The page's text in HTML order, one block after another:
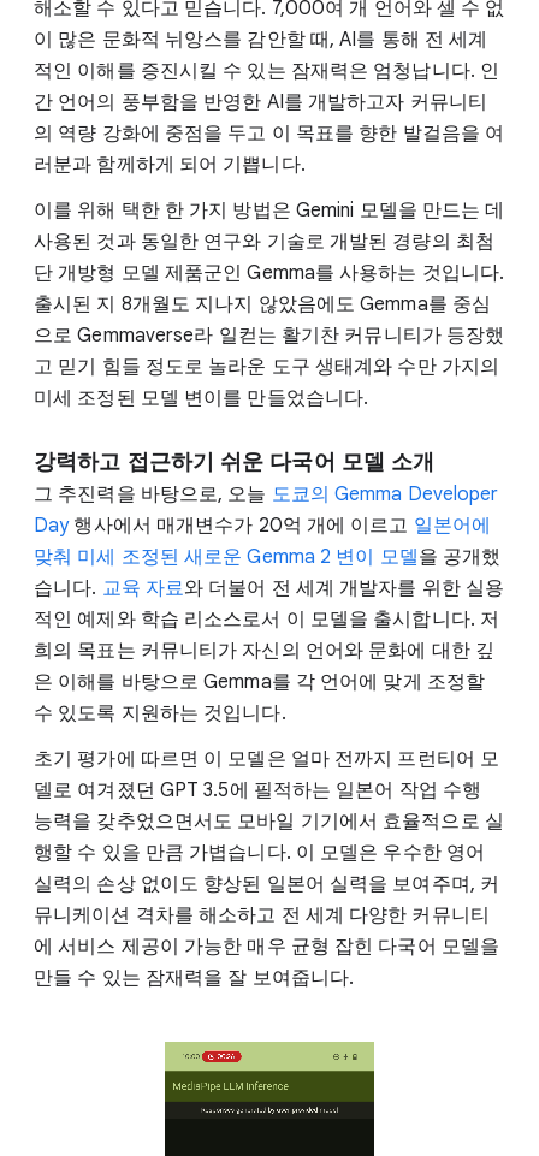
해소할 수 있다고 믿습니다. 7,000여 개 언어와 셀 수 없
이 많은 문화적 뉘앙스를 감안할 때, AI를 통해 전 세계
적인 이해를 증진시킬 수 있는 잠재력은 엄청납니다. 인
간 언어의 풍부함을 반영한 AI를 개발하고자 커뮤니티
의 역량 강화에 중점을 두고 이 목표를 향한 발걸음을 여
러분과 함께하게 되어 기쁩니다.
이를 위해 택한 한 가지 방법은 Gemini 모델을 만드는 데
사용된 것과 동일한 연구와 기술로 개발된 경량의 최첨
단 개방형 모델 제품군인 Gemma를 사용하는 것입니다.
출시된 지 8개월도 지나지 않았음에도 Gemma를 중심
으로 Gemmaverse라 일컫는 활기찬 커뮤니티가 등장했
고 믿기 힘들 정도로 놀라운 도구 생태계와 수만 가지의
미세 조정된 모델 변이를 만들었습니다.
강력하고 접근하기 쉬운 다국어 모델 소개
그 추진력을 바탕으로, 오늘 도쿄의 Gemma Developer
Day행사에서 매개변수가 20억 개에 이르고 일본어에
맞춰 미세 조정된 새로운 Gemma 2 변이 모델을 공개했
습니다. 교육 자료와 더불어 전 세계 개발자를 위한 실용
적인 예제와 학습 리소스로서 이 모델을 출시합니다. 저
희의 목표는 커뮤니티가 자신의 언어와 문화에 대한 깊
은 이해를 바탕으로 Gemma를 각 언어에 맞게 조정할
수 있도록 지원하는 것입니다.
초기 평가에 따르면 이 모델은 얼마 전까지 프런티어 모
델로 여겨졌던 GPT 3.5에 필적하는 일본어 작업 수행
능력을 갖추었으면서도 모바일 기기에서 효율적으로 실
행할 수 있을 만큼 가볍습니다. 이 모델은 우수한 영어
실력의 손상 없이도 향상된 일본어 실력을 보여주며, 커
뮤니케이션 격차를 해소하고 전 세계 다양한 커뮤니티
에 서비스 제공이 가능한 매우 균형 잡힌 다국어 모델을
만들 수 있는 잠재력을 잘 보여줍니다.